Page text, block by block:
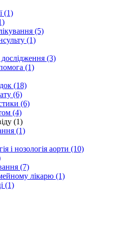
(1)
(5)
(1)
дослідження (3)
(1)
(18)
(6)
(6)
(4)
(1)
(1)
і нозологія аорти (10)
(7)
лікарю (1)
(1)